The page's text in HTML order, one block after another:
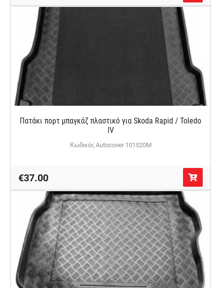
Πατάκι πορτ μπαγκάζ πλαστικό για Skoda Rapid / Toledo
IV
Κωδικός Autocover 101520M
€37.00